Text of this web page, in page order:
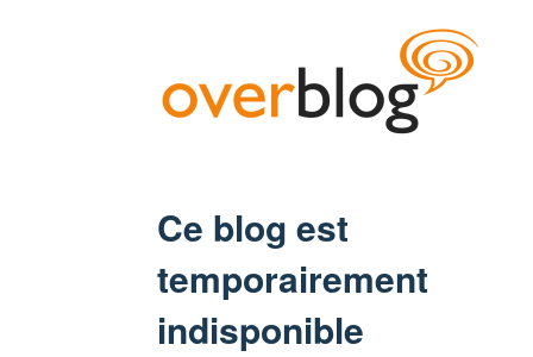
Ce blog est
temporairement
indisponible